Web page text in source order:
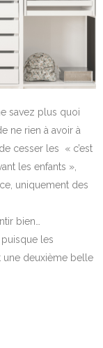
savez plus quoi
ne rien à avoir à
cesser les
« c’est
les enfants »,
uniquement des
bien…
les
une deuxième belle